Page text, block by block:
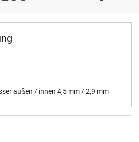
außen / innen 4,5 mm / 2,9 mm